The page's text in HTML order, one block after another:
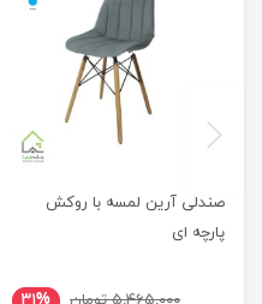
صندلی آرین لمسه با روکش
پارچه ای
previus